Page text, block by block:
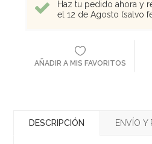
Haz tu pedido ahora y
el 12 de Agosto (salvo
AÑADIR A MIS FAVORITOS
DESCRIPCIÓN ENVÍO Y